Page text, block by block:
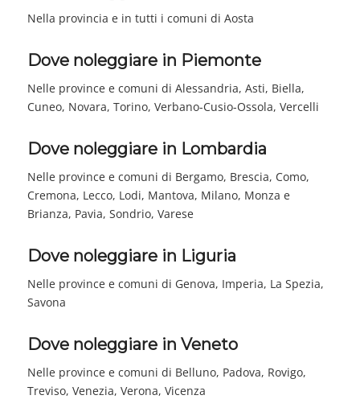
Nella provincia e in tutti i comuni di Aosta
Dove noleggiare in Piemonte
Nelle province e comuni di Alessandria, Asti, Biella,
Cuneo, Novara, Torino, Verbano-Cusio-Ossola, Vercelli
Dove noleggiare in Lombardia
Nelle province e comuni di Bergamo, Brescia, Como,
Cremona, Lecco, Lodi, Mantova, Milano, Monza e
Brianza, Pavia, Sondrio, Varese
Dove noleggiare in Liguria
Nelle province e comuni di Genova, Imperia, La Spezia,
Savona
Dove noleggiare in Veneto
Nelle province e comuni di Belluno, Padova, Rovigo,
Treviso, Venezia, Verona, Vicenza